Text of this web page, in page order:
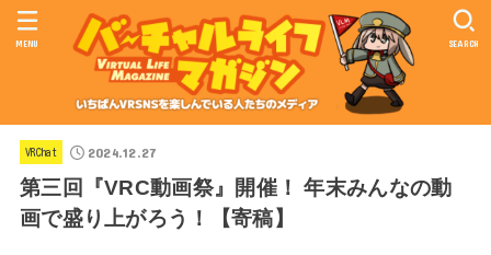
SEARCH
MENU
VRChat 2024.12.27
第三回『VRC動画祭』開催！ 年末みんなの動
画で盛り上がろう！【寄稿】